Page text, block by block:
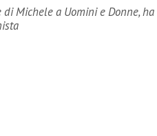
di Michele a Uomini e Donne,